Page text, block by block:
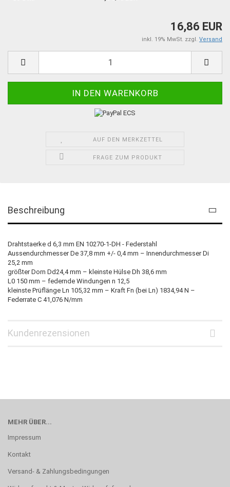
16,86 EUR
inkl. 19% MwSt. zzgl. Versand
AUF DEN MERKZETTEL
FRAGE ZUM PRODUKT
Beschreibung
Drahtstaerke d 6,3 mm EN 10270-1-DH - Federstahl
Aussendurchmesser De 37,8 mm +/- 0,4 mm – Innendurchmesser Di
25,2 mm
größter Dorn Dd24,4 mm – kleinste Hülse Dh 38,6 mm
L0 150 mm – federnde Windungen n 12,5
kleinste Prüflänge Ln 105,32 mm – Kraft Fn (bei Ln) 1834,94 N –
Federrate C 41,076 N/mm
Kundenrezensionen
MEHR ÜBER...
Impressum
Kontakt
Versand- & Zahlungsbedingungen